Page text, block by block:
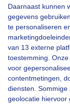
Daarnaast kunnen
gegevens
te personaliseren
van 13 externe
toestemming.
voor
contentmetingen,
diensten.
geolocatie hiervoor
Over